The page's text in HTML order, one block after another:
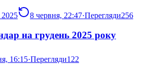
8 червня, 22:47·Перегляди256
на грудень 2025 року
16:15·Перегляди122